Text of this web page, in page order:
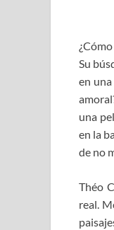
b
o
o
k
Su
en
una
en la
de no
Théo
real.